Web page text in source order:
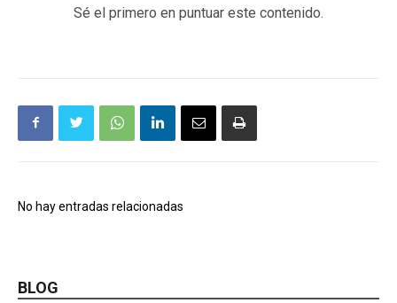
Sé el primero en puntuar este contenido.
No hay entradas relacionadas
BLOG